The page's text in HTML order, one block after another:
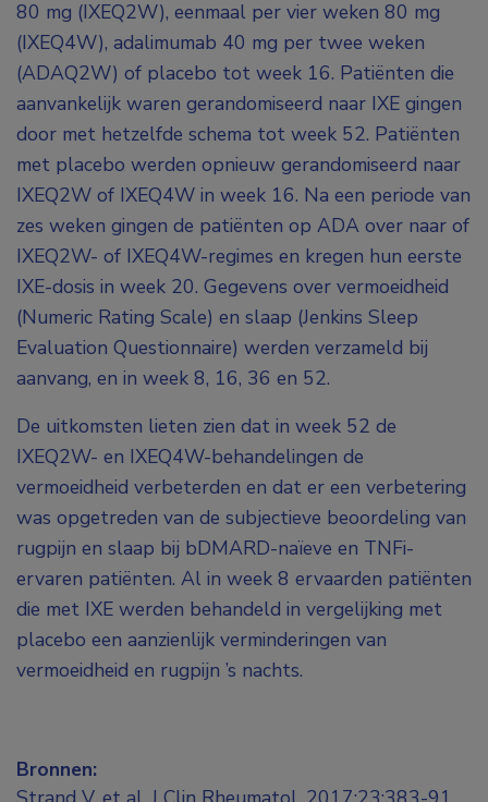
80 mg (IXEQ2W), eenmaal per vier weken 80 mg
(IXEQ4W), adalimumab 40 mg per twee weken
(ADAQ2W) of placebo tot week 16. Patiënten die
aanvankelijk waren gerandomiseerd naar IXE gingen
door met hetzelfde schema tot week 52. Patiënten
met placebo werden opnieuw gerandomiseerd naar
IXEQ2W of IXEQ4W in week 16. Na een periode van
zes weken gingen de patiënten op ADA over naar of
IXEQ2W- of IXEQ4W-regimes en kregen hun eerste
IXE-dosis in week 20. Gegevens over vermoeidheid
(Numeric Rating Scale) en slaap (Jenkins Sleep
Evaluation Questionnaire) werden verzameld bij
aanvang, en in week 8, 16, 36 en 52.
De uitkomsten lieten zien dat in week 52 de
IXEQ2W- en IXEQ4W-behandelingen de
vermoeidheid verbeterden en dat er een verbetering
was opgetreden van de subjectieve beoordeling van
rugpijn en slaap bij bDMARD-naïeve en TNFi-
ervaren patiënten. Al in week 8 ervaarden patiënten
die met IXE werden behandeld in vergelijking met
placebo een aanzienlijk verminderingen van
vermoeidheid en rugpijn ’s nachts.
Bronnen: